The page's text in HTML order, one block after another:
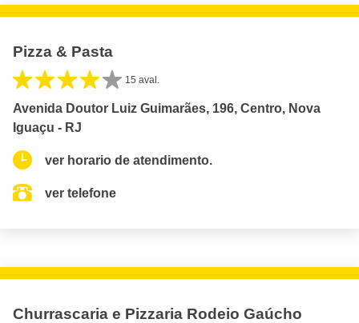
Pizza & Pasta
15 aval.
Avenida Doutor Luiz Guimarães, 196, Centro, Nova
Iguaçu - RJ
ver horario de atendimento.
ver telefone
Churrascaria e Pizzaria Rodeio Gaúcho